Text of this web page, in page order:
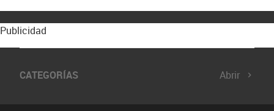
Publicidad
CATEGORÍAS Abrir